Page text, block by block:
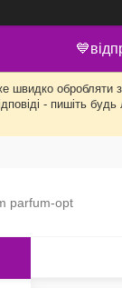
швидко обробляти
- пишіть
parfum-opt